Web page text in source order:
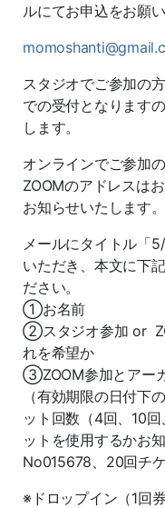
ルにてお申込をお願
スタジオでご参加の
での受付となります
します。
オンラインでご参加
ZOOMのアドレスは
お知らせいたします。
メールにタイトル「
いただき、本文に
ださい。
①お名前
②スタジオ参加 or
れを希望か
③ZOOM参加とアー
（有効期限の日付下
ット回数（4回、10
ットを使用するかお
No015678、20回チケ
※ドロップイン（1回